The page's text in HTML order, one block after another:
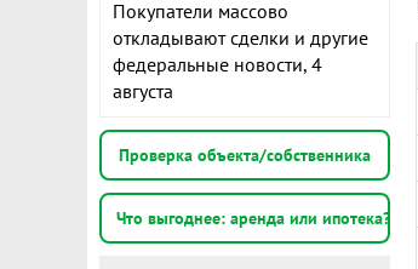
Покупатели массово
откладывают сделки и другие
федеральные новости, 4
августа
Проверка объекта/собственника
Что выгоднее: аренда или ипотека?